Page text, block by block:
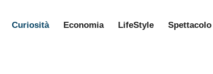
Curiosità Economia LifeStyle Spettacolo